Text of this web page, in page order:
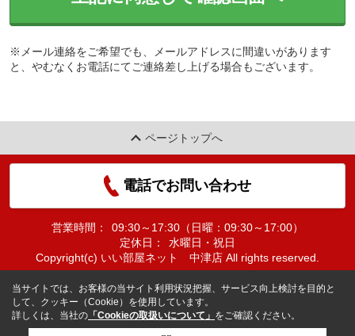
※メール連絡をご希望でも、メールアドレスに間違いがあります
と、やむなくお電話にてご連絡差し上げる場合もございます。
ページトップへ
電話でお問い合わせ
営業時間：
09:30～17:30（日曜：09:30～17:00）
定休日：
水曜日・祝日
Copyright(c) いい部屋ネット 中津店 All rights reserved.
当サイトでは、お客様の当サイト利用状況把握、サービス向上検討を目的と
して、クッキー（Cookie）を使用しています。
詳しくは、当社の 「Cookieの取扱いについて」 をご確認ください。